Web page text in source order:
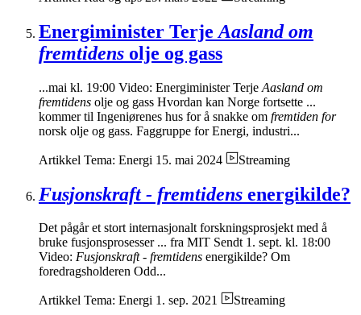
Energiminister Terje Aasland om
fremtidens olje og gass
...mai kl. 19:00 Video: Energiminister Terje Aasland om
fremtidens olje og gass Hvordan kan Norge fortsette ...
kommer til Ingeniørenes hus for å snakke om fremtiden for
norsk olje og gass. Faggruppe for Energi, industri...
Artikkel Tema: Energi 15. mai 2024 Streaming
Fusjonskraft - fremtidens energikilde?
Det pågår et stort internasjonalt forskningsprosjekt med å
bruke fusjonsprosesser ... fra MIT Sendt 1. sept. kl. 18:00
Video: Fusjonskraft - fremtidens energikilde? Om
foredragsholderen Odd...
Artikkel Tema: Energi 1. sep. 2021 Streaming